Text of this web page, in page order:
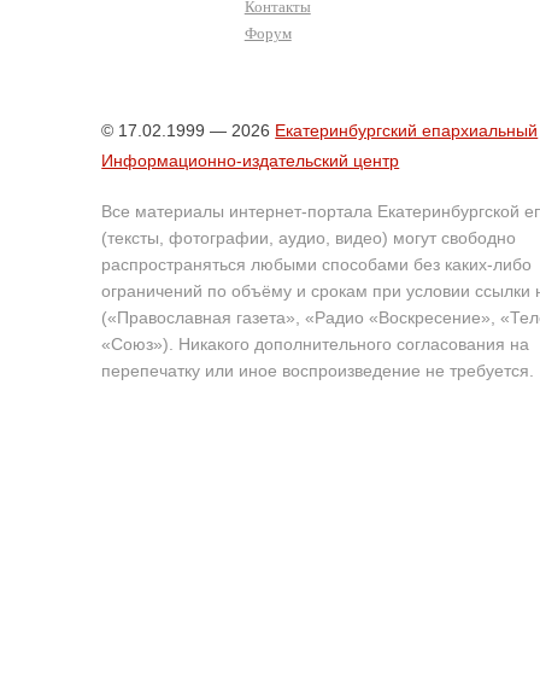
Контакты
Форум
© 17.02.1999 — 2026 Екатеринбургский епархиальный
Информационно-издательский центр
Все материалы интернет-портала Екатеринбургской
(тексты, фотографии, аудио, видео) могут свободно
распространяться любыми способами без каких-либо
ограничений по объёму и срокам при условии ссылки
(«Православная газета», «Радио «Воскресение»,
«Союз»). Никакого дополнительного согласования на
перепечатку или иное воспроизведение не требуется.